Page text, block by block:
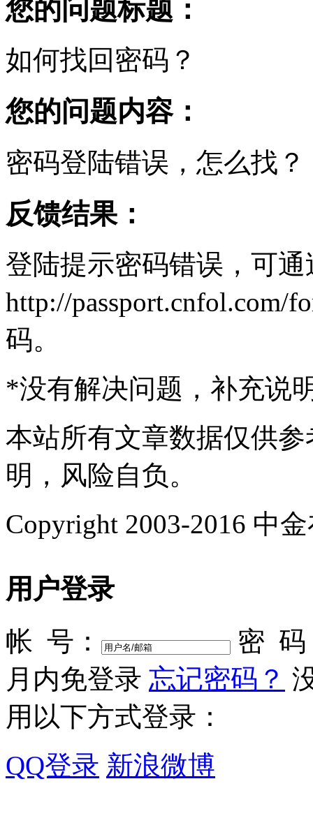
您的问题标题：
如何找回密码？
您的问题内容：
密码登陆错误，怎么找？
反馈结果：
登陆提示密码错误，可通
http://passport.cnfol.com/
码。
*没有解决问题，补充说
本站所有文章数据仅供
明，风险自负。
Copyright 2003-2016 中
用户登录
帐 号：
密 码
月内免登录 忘记密码？
用以下方式登录：
QQ登录 新浪微博